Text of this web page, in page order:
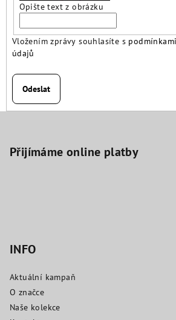
Opište text z obrázku
Vložením zprávy souhlasíte s
údajů
Odeslat
Přijímáme online platby
INFO
Aktuální kampaň
O značce
Naše kolekce